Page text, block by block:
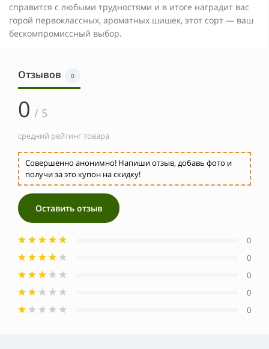
справится с любыми трудностями и в итоге наградит вас
горой первоклассных, ароматных шишек, этот сорт — ваш
бескомпромиссный выбор.
Отзывов 0
0 / 5
средний рейтинг товара
Совершенно анонимно! Напиши отзыв, добавь фото и
получи за это купон на скидку!
Оставить отзыв
0
0
0
0
0